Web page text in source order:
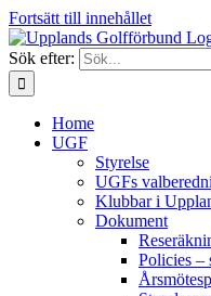
Fortsätt till innehållet
Sök efter:
Home
UGF
Styrelse
UGFs
Klubbar i
Dokument
Policies –